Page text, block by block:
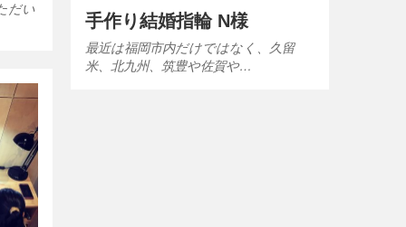
だい
手作り結婚指輪 N様
最近は福岡市内だけではなく、久留
米、北九州、筑豊や佐賀や…